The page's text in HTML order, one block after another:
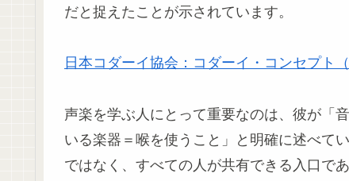
だと捉えたことが示されています。
日本コダーイ協会：コダーイ・コンセプト
声楽を学ぶ人にとって重要なのは、彼が「
いる楽器＝喉を使うこと」と明確に述べて
ではなく、すべての人が共有できる入口で